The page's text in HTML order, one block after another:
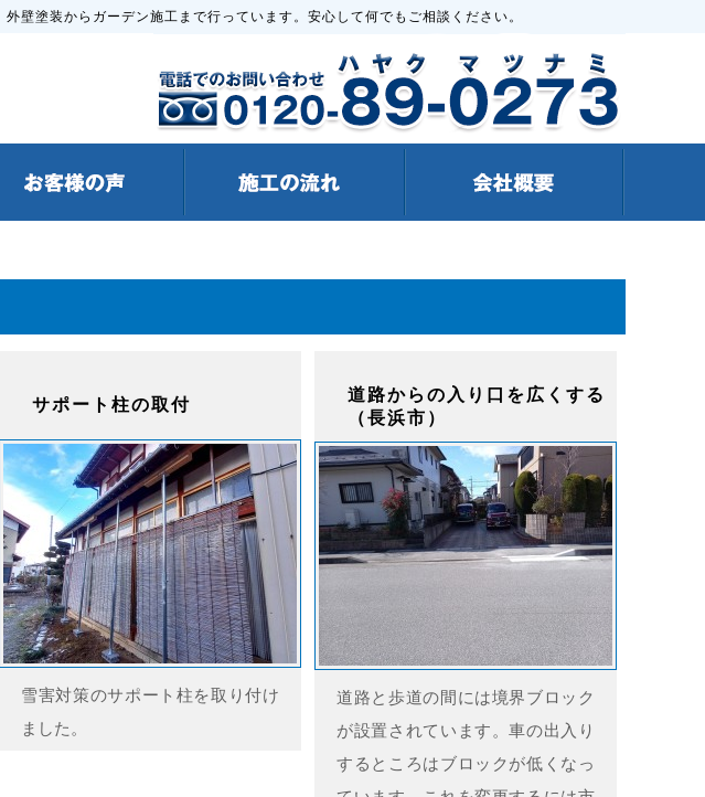
壁塗装からガーデン施工まで行っています。安心して何でもご相談ください。
サポート柱の取付
雪害対策のサポート柱を取り付け
ました。
道路からの入り口を広くする
（長浜市）
道路と歩道の間には境界ブロック
が設置されています。車の出入り
するところはブロックが低くなっ